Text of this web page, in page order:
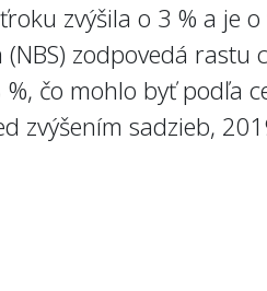
zvýšila o 3 % a je
zodpovedá rastu
čo mohlo byť podľa
sadzieb,